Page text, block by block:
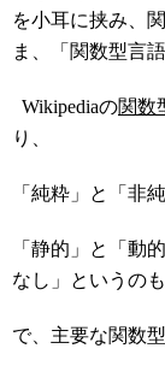
を小耳に挟み、
ま、「関数型言
Wikipediaの関数
り、
「純粋」と「非
「静的」と「動
なし」というの
で、主要な関数